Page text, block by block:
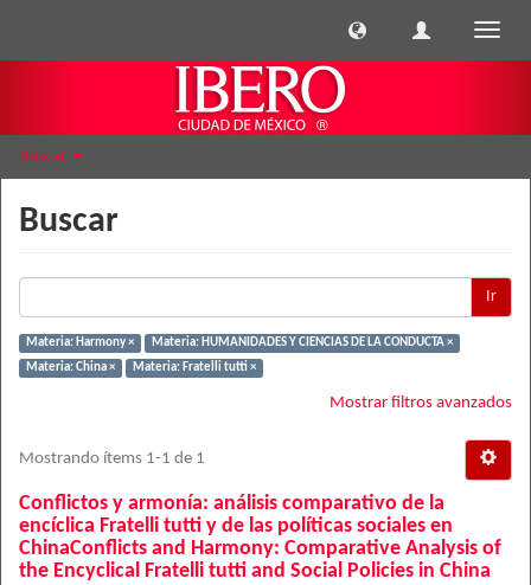
Buscar
Buscar
Ir
Materia: Harmony ×
Materia: HUMANIDADES Y CIENCIAS DE LA CONDUCTA ×
Materia: China ×
Materia: Fratelli tutti ×
Mostrar filtros avanzados
Mostrando ítems 1-1 de 1
Conflictos y armonía: análisis comparativo de la
encíclica Fratelli tutti y de las políticas sociales en
ChinaConflicts and Harmony: Comparative Analysis of
the Encyclical Fratelli tutti and Social Policies in China